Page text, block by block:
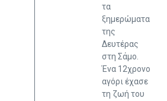
τα
ξημερώματα
της
Δευτέρας
στη Σάμο.
Ένα 12χρονο
αγόρι έχασε
τη ζωή του